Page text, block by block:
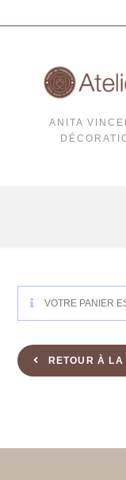
ANITA
VOTRE PANIER
RETOUR À LA